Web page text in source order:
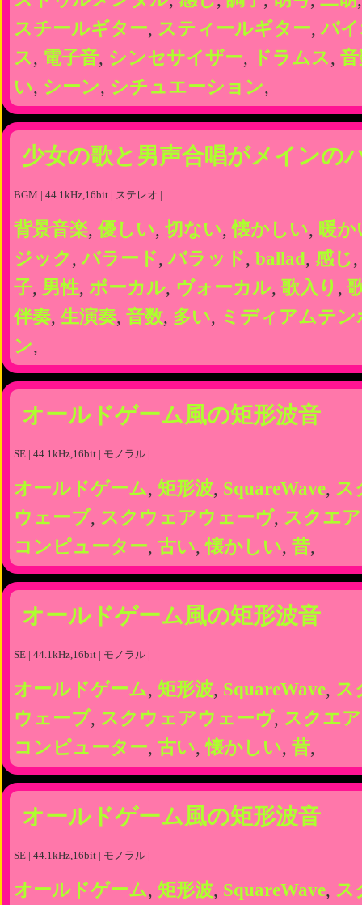
スチールギター, スティールギター,バ
ス, 電子音, シンセサイザー, ドラムス,
い, シーン, シチュエーション,
少女の歌と男声合唱がメインの
BGM | 44.1kHz,16bit | ステレオ |
背景音楽, 優しい, 切ない,懐かしい, 暖か
ジック ,バラード,バラッド, ballad, 感じ,
子, 男性, ボーカル, ヴォーカル, 歌入り ,
伴奏, 生演奏, 音数, 多い, ミディアムテン
ン,
オールドゲーム風の矩形波音
SE | 44.1kHz,16bit | モノラル |
オールドゲーム, 矩形波, SquareWave, ス
ウェーブ, スクウェアウェーヴ, スクエ
コンピューター, 古い,懐かしい, 昔,
オールドゲーム風の矩形波音
SE | 44.1kHz,16bit | モノラル |
オールドゲーム, 矩形波, SquareWave, ス
ウェーブ, スクウェアウェーヴ, スクエ
コンピューター, 古い,懐かしい, 昔,
オールドゲーム風の矩形波音
SE | 44.1kHz,16bit | モノラル |
オールドゲーム, 矩形波, SquareWave, ス